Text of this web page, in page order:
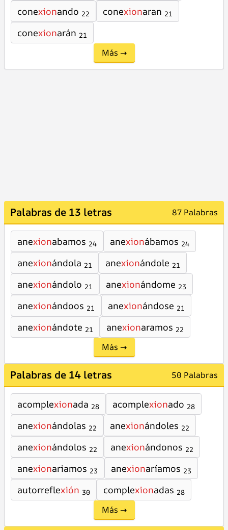
conexionando 22 conexionaran 21
conexionarán 21
Más →
Palabras de 13 letras 87 Palabras
anexionabamos 24 anexionábamos 24
anexionándola 21 anexionándole 21
anexionándolo 21 anexionándome 23
anexionándoos 21 anexionándose 21
anexionándote 21 anexionaramos 22
Más →
Palabras de 14 letras 50 Palabras
acomplexionada 28 acomplexionado 28
anexionándolas 22 anexionándoles 22
anexionándolos 22 anexionándonos 22
anexionariamos 23 anexionaríamos 23
autorreflexión 30 complexionadas 28
Más →